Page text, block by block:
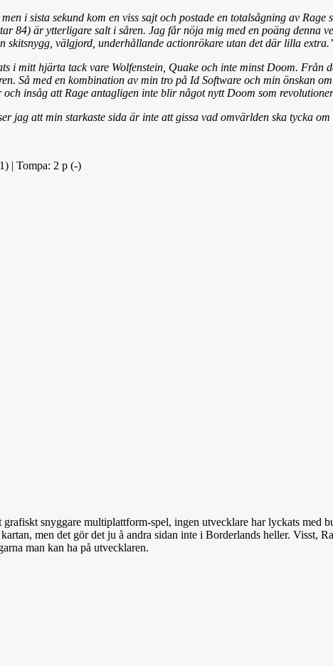
i sista sekund kom en viss sajt och postade en totalsågning av
84) är ytterligare salt i såren. Jag får nöja mig med en poäng denna
skitsnygg, välgjord, underhållande actionrökare utan det där lilla
i mitt hjärta tack vare Wolfenstein, Quake och inte minst Doom. Från
Så med en kombination av min tro på Id Software och min önskan
insåg att Rage antagligen inte blir något nytt Doom som
jag att min starkaste sida är inte att gissa vad omvärlden ska tycka
| Tompa: 2 p (-)
snyggare multiplattform-spel, ingen utvecklare har lyckats med
men det gör det ju å andra sidan inte i Borderlands heller. Visst,
man kan ha på utvecklaren.